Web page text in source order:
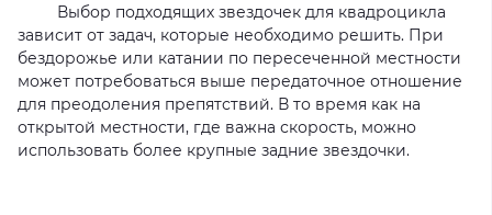
Выбор подходящих звездочек для квадроцикла
зависит от задач, которые необходимо решить. При
бездорожье или катании по пересеченной местности
может потребоваться выше передаточное отношение
для преодоления препятствий. В то время как на
открытой местности, где важна скорость, можно
использовать более крупные задние звездочки.